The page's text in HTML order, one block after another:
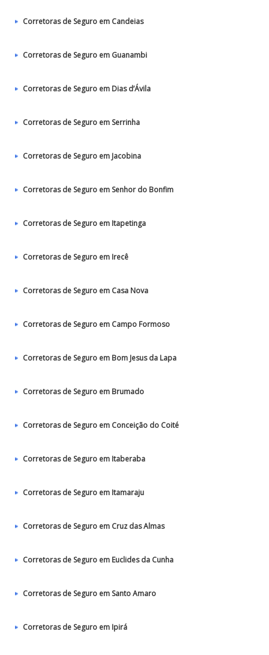
Corretoras de Seguro em Candeias
Corretoras de Seguro em Guanambi
Corretoras de Seguro em Dias d’Ávila
Corretoras de Seguro em Serrinha
Corretoras de Seguro em Jacobina
Corretoras de Seguro em Senhor do Bonfim
Corretoras de Seguro em Itapetinga
Corretoras de Seguro em Irecê
Corretoras de Seguro em Casa Nova
Corretoras de Seguro em Campo Formoso
Corretoras de Seguro em Bom Jesus da Lapa
Corretoras de Seguro em Brumado
Corretoras de Seguro em Conceição do Coité
Corretoras de Seguro em Itaberaba
Corretoras de Seguro em Itamaraju
Corretoras de Seguro em Cruz das Almas
Corretoras de Seguro em Euclides da Cunha
Corretoras de Seguro em Santo Amaro
Corretoras de Seguro em Ipirá